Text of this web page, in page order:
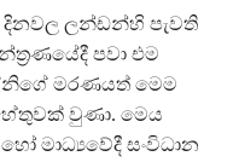
දිනවල ලන්ඩන්හි පැවති
පවා එම
මරණයත් මෙම
වුණා. මෙය
මාධ්‍යවේදී සංවිධාන